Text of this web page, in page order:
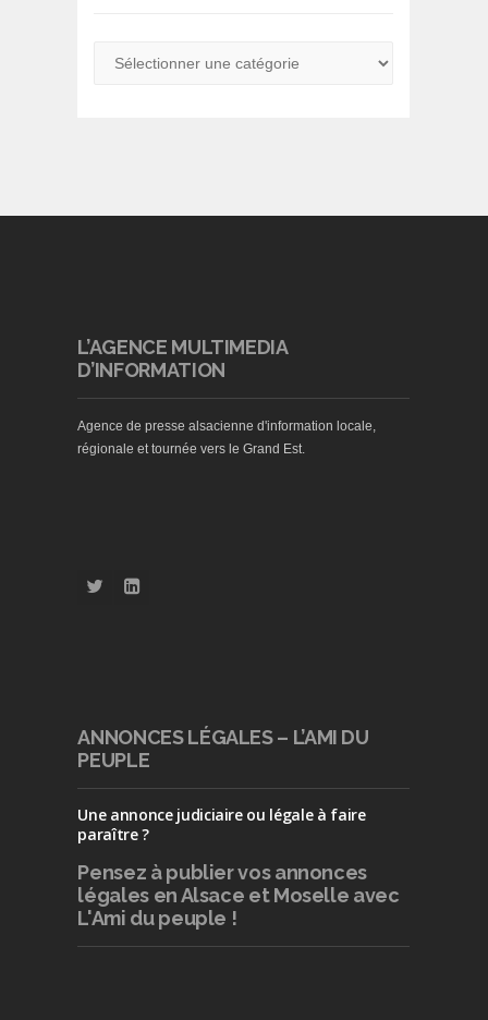
L’AGENCE MULTIMEDIA
D’INFORMATION
Agence de presse alsacienne d'information locale,
régionale et tournée vers le Grand Est.
ANNONCES LÉGALES – L’AMI DU
PEUPLE
Une annonce judiciaire ou légale à faire
paraître ?
Pensez à publiervos annonces
légales en Alsace et Moselle avec
L'Ami du peuple !